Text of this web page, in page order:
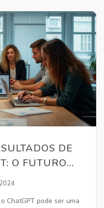
DE
O FUTURO
ChatGPT pode ser uma